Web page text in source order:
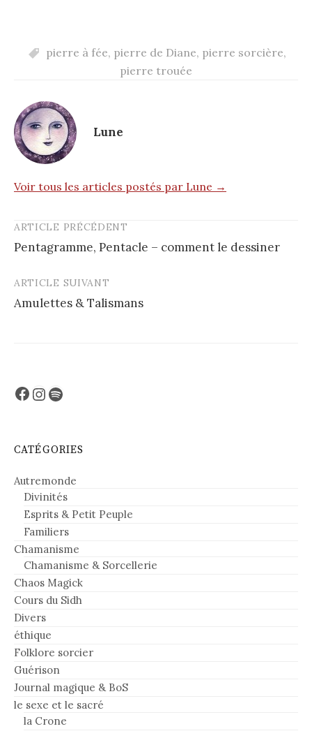
pierre à fée, pierre de Diane, pierre sorcière,
pierre trouée
Lune
Voir tous les articles postés par Lune →
Post
navigation
ARTICLE PRÉCÉDENT
Pentagramme, Pentacle – comment le dessiner
ARTICLE SUIVANT
Amulettes & Talismans
Facebook
Instagram
Spotify
CATÉGORIES
Autremonde
Divinités
Esprits & Petit Peuple
Familiers
Chamanisme
Chamanisme & Sorcellerie
Chaos Magick
Cours du Sidh
Divers
éthique
Folklore sorcier
Guérison
Journal magique & BoS
le sexe et le sacré
la Crone